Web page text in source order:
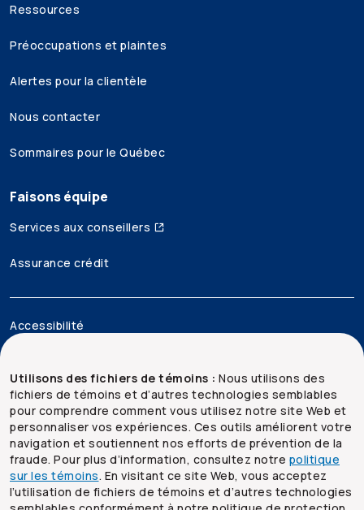
Utilisons des fichiers de témoins : Nous utilisons des
fichiers de témoins et d’autres technologies semblables
pour comprendre comment vous utilisez notre site Web et
personnaliser vos expériences. Ces outils améliorent votre
navigation et soutiennent nos efforts de prévention de la
fraude. Pour plus d’information, consultez notre politique
sur les témoins. En visitant ce site Web, vous acceptez
l’utilisation de fichiers de témoins et d’autres technologies
Ressources
Préoccupations et plaintes
Alertes pour la clientèle
Nous contacter
Sommaires pour le Québec
Faisons équipe
Services aux conseillers
Assurance crédit
Accessibilité
Sécurité et confidentialité
Plan du site